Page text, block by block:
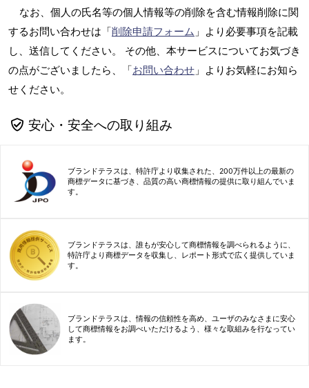
なお、個人の氏名等の個人情報等の削除を含む情報削除に関
するお問い合わせは「削除申請フォーム 」より必要事項を記載
し、送信してください。 その他、本サービスについてお気づき
の点がございましたら、「お問い合わせ 」よりお気軽にお知ら
せください。
安心・安全への取り組み
ブランドテラスは、特許庁より収集された、200万件以上の最新の
商標データに基づき、品質の高い商標情報の提供に取り組んでいま
す。
ブランドテラスは、誰もが安心して商標情報を調べられるように、
特許庁より商標データを収集し、レポート形式で広く提供していま
す。
ブランドテラスは、情報の信頼性を高め、ユーザのみなさまに安心
して商標情報をお調べいただけるよう、様々な取組みを行なってい
ます。